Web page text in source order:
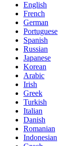
English
French
German
Portuguese
Spanish
Russian
Japanese
Korean
Arabic
Irish
Greek
Turkish
Italian
Danish
Romanian
Indonesian